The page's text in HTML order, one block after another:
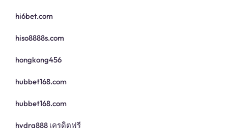
hi6bet.com
hiso8888s.com
hongkong456
hubbet168.com
hubbet168.com
hydra888 เครดิตฟรี